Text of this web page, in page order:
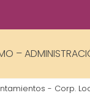
–
- Corp.